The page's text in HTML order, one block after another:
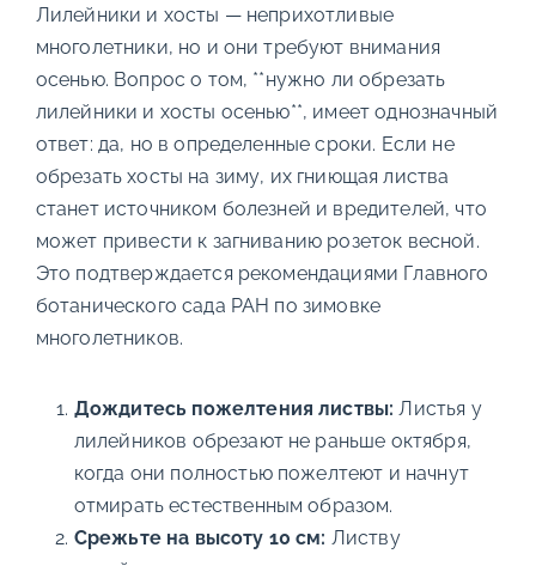
Лилейники и хосты — неприхотливые
многолетники, но и они требуют внимания
осенью. Вопрос о том, **нужно ли обрезать
лилейники и хосты осенью**, имеет однозначный
ответ: да, но в определенные сроки. Если не
обрезать хосты на зиму, их гниющая листва
станет источником болезней и вредителей, что
может привести к загниванию розеток весной.
Это подтверждается рекомендациями Главного
ботанического сада РАН по зимовке
многолетников.
Дождитесь пожелтения листвы: Листья у
лилейников обрезают не раньше октября,
когда они полностью пожелтеют и начнут
отмирать естественным образом.
Срежьте на высоту 10 см: Листву